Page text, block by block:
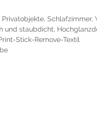
Privatobjekte, Schlafzimmer,
und staubdicht,
Stick-Remove-Textil